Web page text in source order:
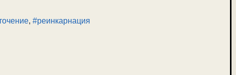
, #реинкарнация